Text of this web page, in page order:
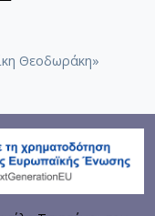
Θεοδωράκη»